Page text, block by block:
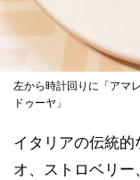
左から時計回りに「アマ
ドゥーヤ」
イタリアの伝統
オ、ストロベリ